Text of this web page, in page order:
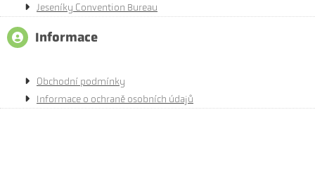
Jeseníky Convention Bureau
Informace
Obchodní podmínky
Informace o ochraně osobních údajů